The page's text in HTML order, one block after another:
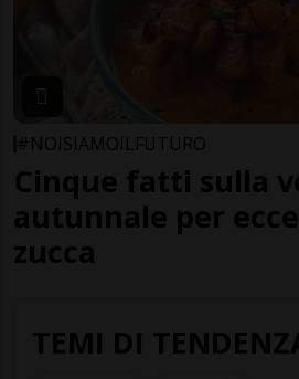
#NOISIAMOILFUTURO
Cinque fatti sulla
autunnale per
zucca
TEMI DI